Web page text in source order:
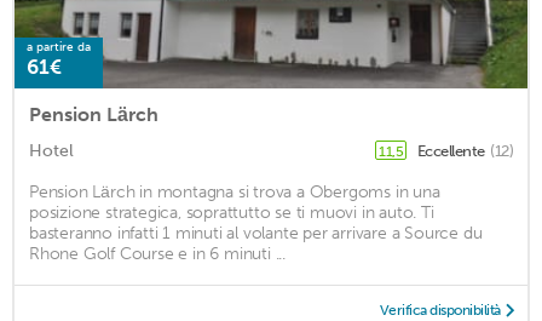
a partire da
61€
Pension Lärch
Hotel 11,5 Eccellente (12)
Pension Lärch in montagna si trova a Obergoms in una
posizione strategica, soprattutto se ti muovi in auto. Ti
basteranno infatti 1 minuti al volante per arrivare a Source du
Rhone Golf Course e in 6 minuti ...
Verifica disponibilità